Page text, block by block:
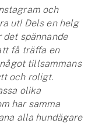
och
ut! Dels en helg
spännande
få träffa en
tillsammans
och roligt.
olika
har samma
alla hundägare